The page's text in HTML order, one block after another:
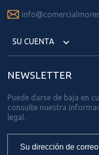

SU CUENTA 
NEWSLETTER
Puede darse de baja en
consulte nuestra
legal.